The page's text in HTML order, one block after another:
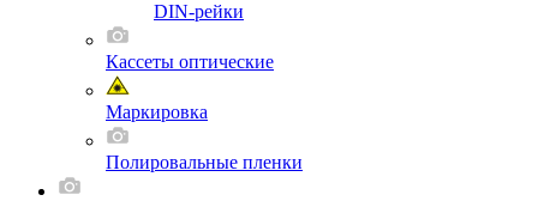
DIN-рейки
Кассеты оптические
Маркировка
Полировальные пленки